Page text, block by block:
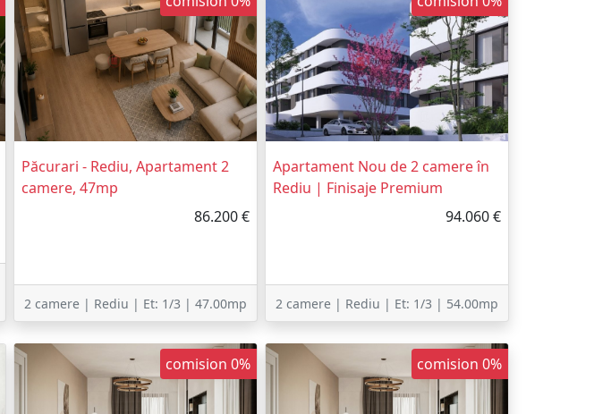
Păcurari - Rediu, Apartament 2
camere, 47mp
86.200 €
2 camere | Rediu | Et: 1/3 | 47.00mp
Apartament Nou de 2 camere în
Rediu | Finisaje Premium
94.060 €
2 camere | Rediu | Et: 1/3 | 54.00mp
comision 0% comision 0%